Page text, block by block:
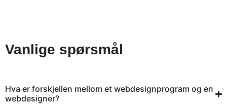
Vanlige spørsmål
Hva er forskjellen mellom et webdesignprogram og en
webdesigner?